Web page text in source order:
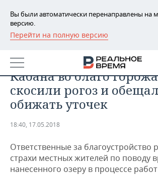
Вы были автоматически перенаправлены на
версию.
Перейти на полную версию
РЕГИОНЫ
БАШКОРТОСТАН
ТАТАРСТАН
УДМУРТИЯ
НОВОСТИ
АНАЛИТИКА
НОВОСТИ АНАЛИТИКИ
ДЕКЛАРАЦИИ О ДОХОДАХ
КОРОЛИ ГОСЗАКАЗА ПФО
ВУЗЫ ТАТАРСТАНА
ЭКОНОМИКА
НОВОСТИ ЭКОНОМИКИ
ФИНАНСЫ
БАНКИ
ПРОМЫШЛЕННОСТЬ
НОВОСТИ
ПРОМЫШЛЕННОСТИ
НЕДВИЖИМОСТЬ
НОВОСТИ НЕДВИЖИМОСТИ
АВТО
Шумел камыш… На
Кабана во благо
скосили рогоз и
обижать уточек
18:40, 17.05.2018
Ответственные за благоустройство
страхи местных жителей по поводу
нанесенного озеру в процессе работ